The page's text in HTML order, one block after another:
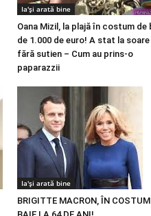
Ia'și arată bine
Oana Mizil, la plajă în costum de
de 1.000 de euro! A stat la soare
fără sutien – Cum au prins-o
paparazzii
Ia'și arată bine
BRIGITTE MACRON, ÎN COSTUM